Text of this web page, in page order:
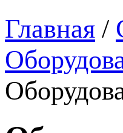
Главная /